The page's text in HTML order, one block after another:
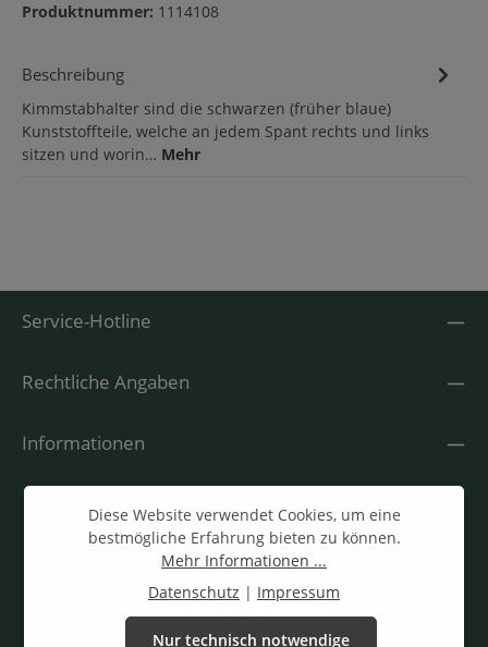
Produktnummer: 1114108
Beschreibung
Kimmstabhalter sind die schwarzen (früher blaue)
Kunststoffteile, welche an jedem Spant rechts und links
sitzen und worin… Mehr
Service-Hotline
Rechtliche Angaben
Informationen
Diese Website verwendet Cookies, um eine
bestmögliche Erfahrung bieten zu können.
Mehr Informationen ...
Datenschutz | Impressum
Nur technisch notwendige